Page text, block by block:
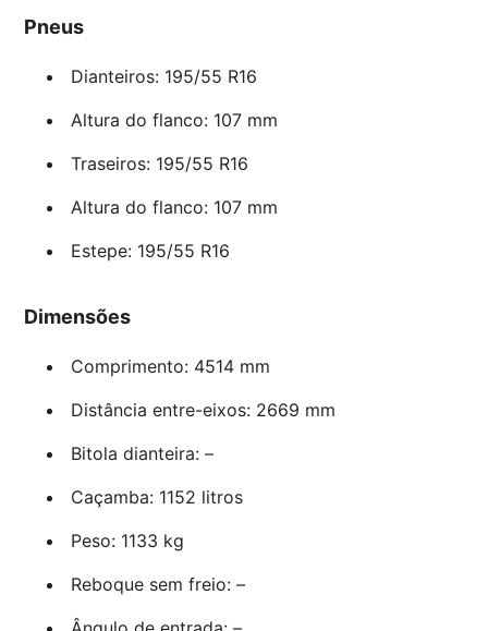
Pneus
Dianteiros: 195/55 R16
Altura do flanco: 107 mm
Traseiros: 195/55 R16
Altura do flanco: 107 mm
Estepe: 195/55 R16
Dimensões
Comprimento: 4514 mm
Distância entre-eixos: 2669 mm
Bitola dianteira: –
Caçamba: 1152 litros
Peso: 1133 kg
Reboque sem freio: –